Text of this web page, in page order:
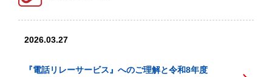
2026.03.27
『電話リレーサービス』へのご理解と令和8年度